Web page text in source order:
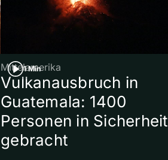
1 Min
Mittelamerika
Vulkanausbruch in
Guatemala: 1400
Personen in Sicherheit
gebracht